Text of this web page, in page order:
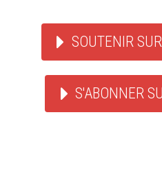
SOUTENIR
S'ABONNER